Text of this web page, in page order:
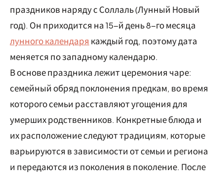
праздников наряду с Соллаль (Лунный Новый
год). Он приходится на 15-й день 8-го месяца
лунного календаря каждый год, поэтому дата
меняется по западному календарю.
В основе праздника лежит церемония чаре:
семейный обряд поклонения предкам, во время
которого семьи расставляют угощения для
умерших родственников. Конкретные блюда и
их расположение следуют традициям, которые
варьируются в зависимости от семьи и региона
и передаются из поколения в поколение. После